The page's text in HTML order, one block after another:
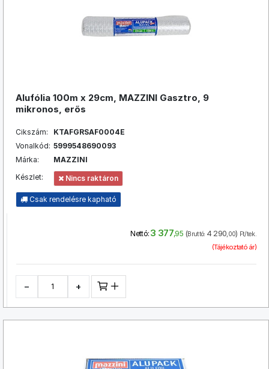
Alufólia 100m x 29cm, MAZZINI Gasztro, 9
mikronos, erős
Cikszám:
KTAFGRSAF0004E
Vonalkód: 5999548690093
Márka:
MAZZINI
Készlet:
Nincs raktáron
Csak rendelésre kapható
Nettó: 3 377,95 (Bruttó: 4 290,00) Ft/tek.
(Tájékoztató ár)
− +